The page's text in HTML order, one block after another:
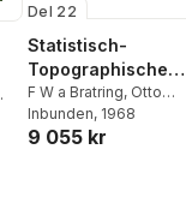
Del 22
Statistisch-
Topographische
Beschreibung Der
Gesamten Mark
Brandenburg
F W a Bratring, Otto
Büsch,Gerd Heinrich
Inbunden, 1968
9 055 kr